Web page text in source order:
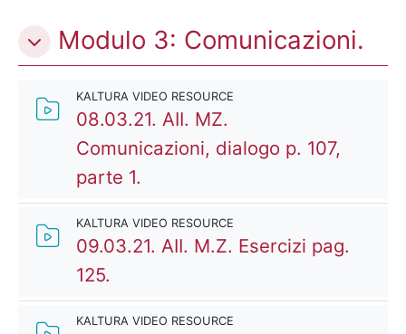
Modulo 3: Comunicazioni.
KALTURA VIDEO RESOURCE
08.03.21. AII. MZ.
Comunicazioni, dialogo p. 107,
parte 1.
KALTURA VIDEO RESOURCE
09.03.21. AII. M.Z. Esercizi pag.
125.
KALTURA VIDEO RESOURCE